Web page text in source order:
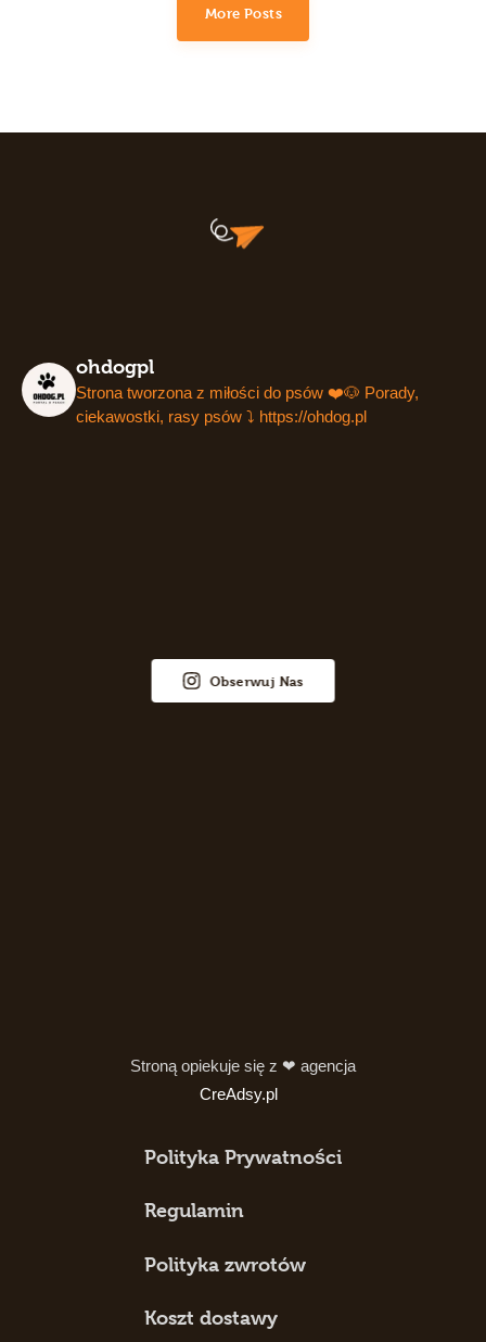
More Posts
ohdogpl
Strona tworzona z miłości do psów ❤️🐶 Porady,
ciekawostki, rasy psów ⤵️ https://ohdog.pl
Więcej
Obserwuj Nas
Stroną opiekuje się z ❤ agencja
CreAdsy.pl
Polityka Prywatności
Regulamin
Polityka zwrotów
Koszt dostawy